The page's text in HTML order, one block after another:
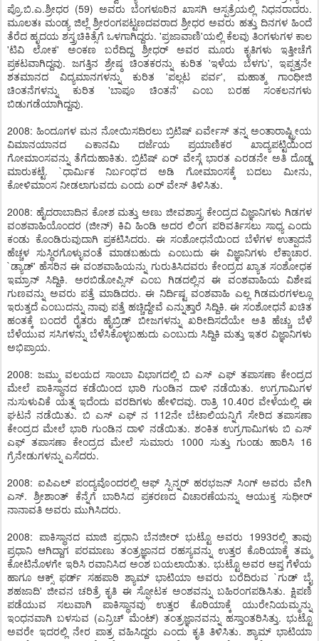
ಪ್ರೊ.ಬಿ.ಎ.ಶ್ರೀಧರ (59) ಅವರು ಬೆಂಗಳೂರಿನ ಖಾಸಗಿ ಆಸ್ಪತ್ರೆಯಲ್ಲಿ ನಿಧನರಾದರು.
ಮೂಲತಃ ಮಂಡ್ಯ ಜಿಲ್ಲೆ ಶ್ರೀರಂಗಪಟ್ಟಣದವರಾದ ಶ್ರೀಧರ ಅವರು ಹತ್ತು ದಿನಗಳ ಹಿಂದೆ
ತೆರೆದ ಹೃದಯ ಶಸ್ತ್ರಚಿಕಿತ್ಸೆಗೆ ಒಳಗಾಗಿದ್ದರು. 'ಪ್ರಜಾವಾಣಿ'ಯಲ್ಲಿ ಕೆಲವು ತಿಂಗಳುಗಳ ಕಾಲ
'ಟಿವಿ ಲೋಕ' ಅಂಕಣ ಬರೆದಿದ್ದ ಶ್ರೀಧರ್ ಅವರ ಮೂರು ಕೃತಿಗಳು ಇತ್ತೀಚೆಗೆ
ಪ್ರಕಟವಾಗಿದ್ದವು. ಜಗತ್ತಿನ ಶ್ರೇಷ್ಠ ಚಿಂತಕರನ್ನು ಕುರಿತ 'ಇಳೆಯ ಬೆಳಗು', ಇಪ್ಪತ್ತನೇ
ಶತಮಾನದ ವಿದ್ಯಮಾನಗಳನ್ನು ಕುರಿತ 'ಪಲ್ಲಟ ಪರ್ವ', ಮಹಾತ್ಮ ಗಾಂಧೀಜಿ
ಚಿಂತನೆಗಳನ್ನು ಕುರಿತ 'ಬಾಪೂ ಚಿಂತನೆ' ಎಂಬ ಬರಹ ಸಂಕಲನಗಳು
ಬಿಡುಗಡೆಯಾಗಿದ್ದವು.
2008: ಹಿಂದೂಗಳ ಮನ ನೋಯಿಸದಿರಲು ಬ್ರಿಟಿಷ್ ಏರ್ವೇಸ್ ತನ್ನ ಅಂತಾರಾಷ್ಟ್ರೀಯ
ವಿಮಾನಯಾನದ ಎಕಾನಮಿ ದರ್ಜೆಯ ಪ್ರಯಾಣಿಕರ ಖಾದ್ಯಪಟ್ಟಿಯಿಂದ
ಗೋಮಾಂಸವನ್ನು ತೆಗೆದುಹಾಕಿತು. ಬ್ರಿಟಿಷ್ ಏರ್ ವೇಸ್ಗೆ ಭಾರತ ಎರಡನೇ ಅತಿ ದೊಡ್ಡ
ಮಾರುಕಟ್ಟೆ. `ಧಾರ್ಮಿಕ ನಿರ್ಬಂಧ'ದ ಅಡಿ ಗೋಮಾಂಸಕ್ಕೆ ಬದಲು ಮೀನು,
ಕೋಳಿಮಾಂಸ ನೀಡಲಾಗುವದು ಎಂದು ಏರ್ ವೇಸ್ ತಿಳಿಸಿತು.
2008: ಹೈದರಾಬಾದಿನ ಕೋಶ ಮತ್ತು ಅಣು ಜೀವಶಾಸ್ತ್ರ ಕೇಂದ್ರದ ವಿಜ್ಞಾನಿಗಳು ಗಿಡಗಳ
ವಂಶವಾಹಿಯೊಂದರ (ಜೀನ್) ಕಿವಿ ಹಿಂಡಿ ಅದರ ಲಿಂಗ ಪರಿವರ್ತಿಸಲು ಸಾಧ್ಯ ಎಂದು
ಕಂಡು ಕೊಂಡಿರುವುದಾಗಿ ಪ್ರಕಟಿಸಿದರು. ಈ ಸಂಶೋಧನೆಯಿಂದ ಬೆಳೆಗಳ ಉತ್ಪಾದನೆ
ಹೆಚ್ಚಳ ಸುಸ್ಥಿರಗೊಳ್ಳುವಂತೆ ಮಾಡಬಹುದು ಎಂಬುದು ಈ ವಿಜ್ಞಾನಿಗಳು ಲೆಕ್ಕಾಚಾರ.
`ಡ್ಯಾಡ್' ಹೆಸರಿನ ಈ ವಂಶವಾಹಿಯನ್ನು ಗುರುತಿಸಿದವರು ಕೇಂದ್ರದ ಖ್ಯಾತ ಸಂಶೋಧಕ
ಇಮ್ರಾನ್ ಸಿದ್ದಿಕಿ. ಅರಬಿಡೋಪ್ಸಿಸ್ ಎಂಬ ಗಿಡದಲ್ಲಿನ ಈ ವಂಶವಾಹಿಯ ವಿಶೇಷ
ಗುಣವನ್ನು ಅವರು ಪತ್ತೆ ಮಾಡಿದರು. ಈ ನಿರ್ದಿಷ್ಟ ವಂಶವಾಹಿ ಎಲ್ಲ ಗಿಡಮರಗಳಲ್ಲೂ
ಇರುತ್ತದೆ ಎಂಬುದನ್ನು ನಾವು ಪತ್ತೆ ಹಚ್ಚಿದ್ದೇವೆ ಎನ್ನುತ್ತಾರೆ ಸಿದ್ದಿಕಿ. ಈ ಸಂಶೋಧನೆ ಖಚಿತ
ಹಂತಕ್ಕೆ ಬಂದರೆ ರೈತರು ಹೈಬ್ರಿಡ್ ಬೀಜಗಳನ್ನು ಖರೀದಿಸದೆಯೇ ಅತಿ ಹೆಚ್ಚು ಬೆಳೆ
ಬೆಳೆಯುವ ಸಸಿಗಳನ್ನು ಬೆಳೆಸಿಕೊಳ್ಳಬಹುದು ಎಂಬುದು ಸಿದ್ದಿಕಿ ಮತ್ತು ಇತರ ವಿಜ್ಞಾನಿಗಳು
ಅಭಿಪ್ರಾಯ.
2008: ಜಮ್ಮು ವಲಯದ ಸಾಂಬಾ ವಿಭಾಗದಲ್ಲಿ ಬಿ ಎಸ್ ಎಫ್ ತಪಾಸಣಾ ಕೇಂದ್ರದ
ಮೇಲೆ ಪಾಕಿಸ್ಥಾನದ ಕಡೆಯಿಂದ ಭಾರಿ ಗುಂಡಿನ ದಾಳಿ ನಡೆಯಿತು. ಉಗ್ರಗಾಮಿಗಳ
ನುಸುಳುವಿಕೆ ಯತ್ನ ಇದೆಂದು ವರದಿಗಳು ಹೇಳಿದವು. ರಾತ್ರಿ 10.40ರ ವೇಳೆಯಲ್ಲಿ ಈ
ಘಟನೆ ನಡೆಯಿತು. ಬಿ ಎಸ್ ಎಫ್ ನ 112ನೇ ಬೆಟಾಲಿಯನ್ನಿಗೆ ಸೇರಿದ ತಪಾಸಣಾ
ಕೇಂದ್ರದ ಮೇಲೆ ಭಾರಿ ಗುಂಡಿನ ದಾಳಿ ನಡೆಯಿತು. ಶಂಕಿತ ಉಗ್ರಗಾಮಿಗಳು ಬಿ ಎಸ್
ಎಫ್ ತಪಾಸಣಾ ಕೇಂದ್ರದ ಮೇಲೆ ಸುಮಾರು 1000 ಸುತ್ತು ಗುಂಡು ಹಾರಿಸಿ 16
ಗ್ರೆನೇಡುಗಳನ್ನು ಎಸೆದರು.
2008: ಐಪಿಎಲ್ ಪಂದ್ಯವೊಂದರಲ್ಲಿ ಆಫ್ ಸ್ಪಿನ್ನರ್ ಹರಭಜನ್ ಸಿಂಗ್ ಅವರು ವೇಗಿ
ಎಸ್. ಶ್ರೀಶಾಂತ್ ಕೆನ್ನೆಗೆ ಬಾರಿಸಿದ ಪ್ರಕರಣದ ವಿಚಾರಣೆಯನ್ನು ಆಯುಕ್ತ ಸುಧೀರ್
ನಾನಾವತಿ ಅವರು ಮುಗಿಸಿದರು.
2008: ಪಾಕಿಸ್ಥಾನದ ಮಾಜಿ ಪ್ರಧಾನಿ ಬೆನಜೀರ್ ಭುಟ್ಟೊ ಅವರು 1993ರಲ್ಲಿ ತಾವು
ಪ್ರಧಾನಿ ಆಗಿದ್ದಾಗ ಪರಮಾಣು ತಂತ್ರಜ್ಞಾನದ ರಹಸ್ಯವನ್ನು ಉತ್ತರ ಕೊರಿಯಾಕ್ಕೆ ತಮ್ಮ
ಕೋಟಿನೊಳಗೇ ಇರಿಸಿ ರವಾನಿಸಿದ ಅಂಶ ಬಯಲಾಯಿತು. ಭುಟ್ಟೊ ಅವರ ಆಪ್ತ ಗೆಳೆಯ
ಹಾಗೂ ಆಕ್ಸ್ ಫರ್ಡ್ ಸಹಪಾಠಿ ಶ್ಯಾಮ್ ಭಾಟಿಯಾ ಅವರು ಬರೆದಿರುವ `ಗುಡ್ ಬೈ
ಶಹಜಾದಿ' ಜೀವನ ಚರಿತ್ರೆ ಕೃತಿ ಈ ಸ್ಫೋಟಕ ಅಂಶವನ್ನು ಬಹಿರಂಗಪಡಿಸಿತು. ಕ್ಷಿಪಣಿ
ಪಡೆಯುವ ಸಲುವಾಗಿ ಪಾಕಿಸ್ಥಾನವು ಉತ್ತರ ಕೊರಿಯಾಕ್ಕೆ ಯುರೇನಿಯಮ್ಮನ್ನು
ಇಂಧನವಾಗಿ ಬಳಸುವ (ಎನ್ರಿಚ್ ಮೆಂಟ್) ತಂತ್ರಜ್ಞಾನವನ್ನು ಹಸ್ತಾಂತರಿಸಿತ್ತು. ಭುಟ್ಟೊ
ಅವರೇ ಇದರಲ್ಲಿ ನೇರ ಪಾತ್ರ ವಹಿಸಿದ್ದರು ಎಂದು ಕೃತಿ ತಿಳಿಸಿತು. ಶ್ಯಾಮ್ ಭಾಟಿಯಾ